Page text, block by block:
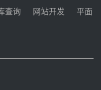
中标华能西安热工院
熔盐介质框架协议
项目机组调试及性能
查询 网站开发
平面